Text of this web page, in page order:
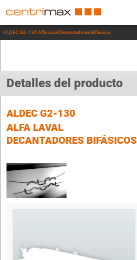
ALDEC G2-130 Alfa Laval Decantadores Bifásicos
Detalles del producto
ALDEC G2-130
ALFA LAVAL
DECANTADORES BIFÁSICOS